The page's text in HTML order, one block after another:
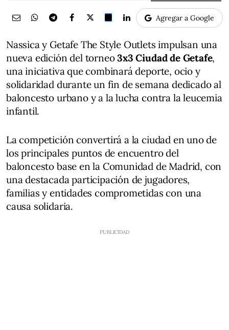
Agregar a Google
Nassica y Getafe The Style Outlets impulsan una
nueva edición del torneo3x3 Ciudad de Getafe,
una iniciativa que combinará deporte, ocio y
solidaridad durante un fin de semana dedicado al
baloncesto urbano y a la lucha contra la leucemia
infantil.
La competición convertirá a la ciudad en uno de
los principales puntos de encuentro del
baloncesto base en la Comunidad de Madrid, con
una destacada participación de jugadores,
familias y entidades comprometidas con una
causa solidaria.